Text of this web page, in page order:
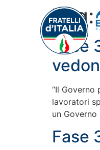
Tag:
Fase
“Il
lavoratori
un
Fase